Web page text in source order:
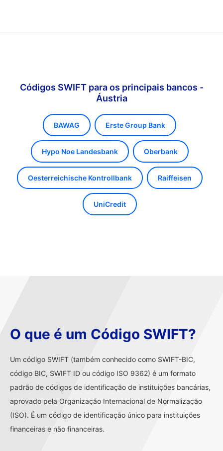
Códigos SWIFT para os principais bancos -
Áustria
BAWAG Erste Group Bank
Hypo Noe Landesbank Oberbank
Oesterreichische Kontrollbank Raiffeisen
UniCredit
O que é um Código SWIFT?
Um código SWIFT (também conhecido como SWIFT-BIC,
código BIC, SWIFT ID ou código ISO 9362) é um formato
padrão de códigos de identificação de instituições bancárias,
aprovado pela Organização Internacional de Normalização
(ISO). É um código de identificação único para instituições
financeiras e não financeiras.